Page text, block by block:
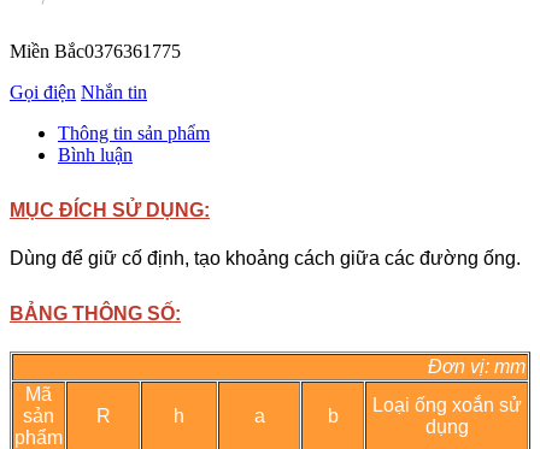
Miền Bắc0376361775
Gọi điện Nhắn tin
Thông tin sản phẩm
Bình luận
MỤC ĐÍCH SỬ DỤNG:
Dùng để giữ cố định, tạo khoảng cách giữa các đường ống.
BẢNG THÔNG SỐ:
Đơn vị: mm
Mã
sản
phẩm
R h a b
Loại ống xoắn sử
dụng